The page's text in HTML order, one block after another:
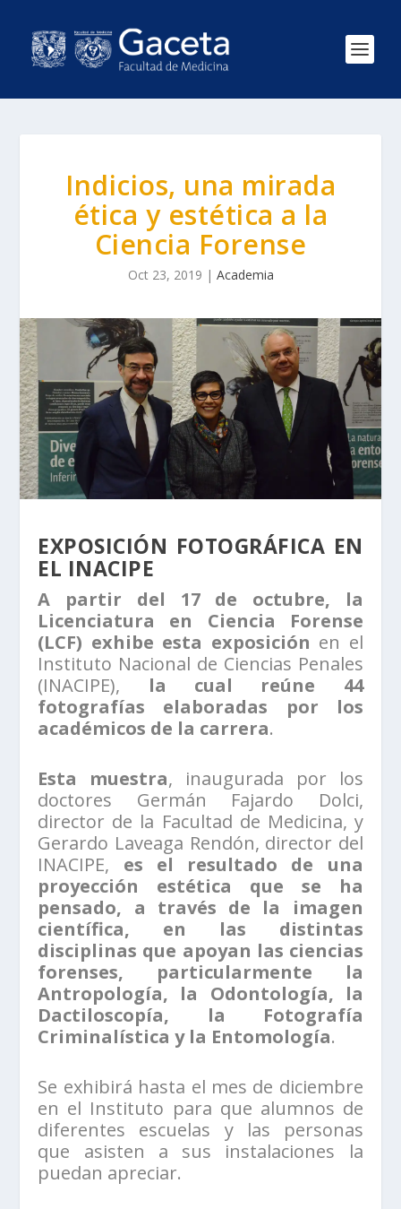
Indicios, una mirada
ética y estética a la
Ciencia Forense
Oct 23, 2019 | Academia
EXPOSICIÓN FOTOGRÁFICA EN
EL INACIPE
A partir del 17 de octubre, la
Licenciatura en Ciencia Forense
(LCF) exhibe esta exposición en el
Instituto Nacional de Ciencias Penales
(INACIPE), la cual reúne 44
fotografías elaboradas por los
académicos de la carrera.
Esta muestra, inaugurada por los
doctores Germán Fajardo Dolci,
director de la Facultad de Medicina, y
Gerardo Laveaga Rendón, director del
INACIPE, es el resultado de una
proyección estética que se ha
pensado, a través de la imagen
científica, en las distintas
disciplinas que apoyan las ciencias
forenses, particularmente la
Antropología, la Odontología, la
Dactiloscopía, la Fotografía
Criminalística y la Entomología.
Se exhibirá hasta el mes de diciembre
en el Instituto para que alumnos de
diferentes escuelas y las personas
que asisten a sus instalaciones la
puedan apreciar.